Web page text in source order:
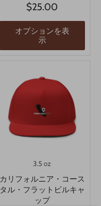
$25.00
オプションを表
示
3.5 oz
カリフォルニア・コース
タル・フラットビルキャ
ップ